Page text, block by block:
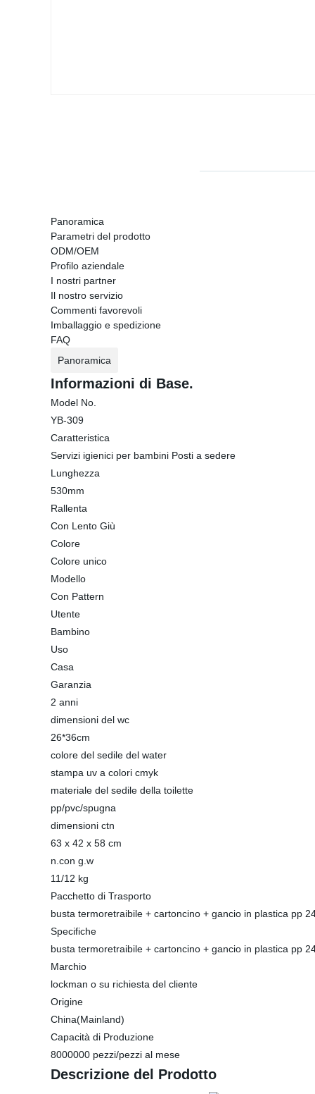
Panoramica
Parametri del prodotto
ODM/OEM
Profilo aziendale
I nostri partner
Il nostro servizio
Commenti favorevoli
Imballaggio e spedizione
FAQ
Panoramica
Informazioni di Base.
Model No.
YB-309
Caratteristica
Servizi igienici per bambini Posti a sedere
Lunghezza
530mm
Rallenta
Con Lento Giù
Colore
Colore unico
Modello
Con Pattern
Utente
Bambino
Uso
Casa
Garanzia
2 anni
dimensioni del wc
26*36cm
colore del sedile del water
stampa uv a colori cmyk
materiale del sedile della toilette
pp/pvc/spugna
dimensioni ctn
63 x 42 x 58 cm
n.con g.w
11/12 kg
Pacchetto di Trasporto
busta termoretraibile + cartoncino + gancio in plastica pp
Specifiche
busta termoretraibile + cartoncino + gancio in plastica pp
Marchio
lockman o su richiesta del cliente
Origine
China(Mainland)
Capacità di Produzione
8000000 pezzi/pezzi al mese
Descrizione del Prodotto